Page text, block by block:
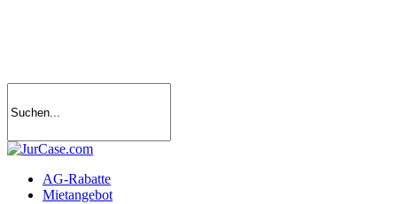
search
account
Menu
AG-Rabatte
Mietangebot